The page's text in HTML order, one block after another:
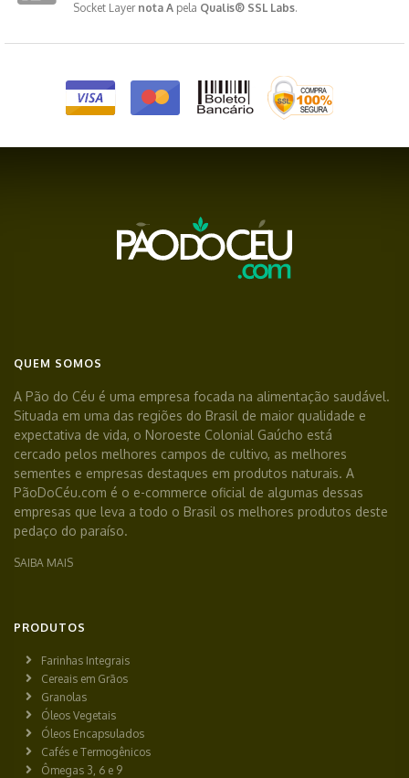
Socket Layer nota A pela Qualis® SSL Labs.
QUEM SOMOS
A Pão do Céu é uma empresa focada na alimentação saudável.
Situada em uma das regiões do Brasil de maior qualidade e
expectativa de vida, o Noroeste Colonial Gaúcho está
cercado pelos melhores campos de cultivo, as melhores
sementes e empresas destaques em produtos naturais. A
PãoDoCéu.com é o e-commerce oficial de algumas dessas
empresas que leva a todo o Brasil os melhores produtos deste
pedaço do paraíso.
SAIBA MAIS
PRODUTOS
Farinhas Integrais
Cereais em Grãos
Granolas
Óleos Vegetais
Óleos Encapsulados
Cafés e Termogênicos
Ômegas 3, 6 e 9